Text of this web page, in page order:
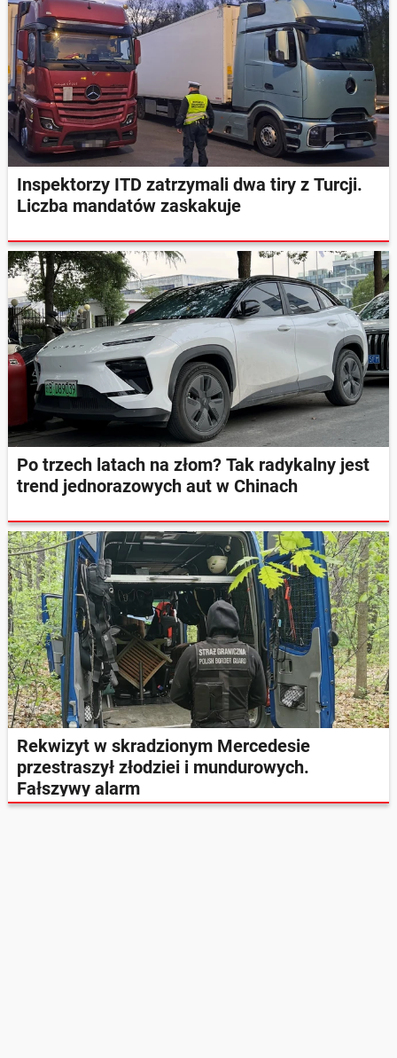
Inspektorzy ITD zatrzymali dwa tiry z Turcji.
Liczba mandatów zaskakuje
Po trzech latach na złom? Tak radykalny jest
trend jednorazowych aut w Chinach
Rekwizyt w skradzionym Mercedesie
przestraszył złodziei i mundurowych.
Fałszywy alarm